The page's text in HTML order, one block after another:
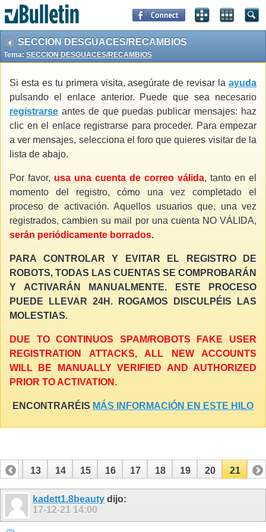
SECCION DESGUACES/RECAMBIOS
Tema: SECCION DESGUACES/RECAMBIOS
Si esta es tu primera visita, asegúrate de revisar la ayuda
pulsando el enlace anterior. Puede que sea necesario
registrarse antes de que puedas publicar mensajes: haz
clic en el enlace registrarse para proceder. Para empezar
a ver mensajes, selecciona el foro que quieres visitar de la
lista de abajo.
Por favor, usa una cuenta de correo válida, tanto en el
momento del registro, cómo una vez completado el
proceso de activación. Aquellos usuarios que, una vez
registrados, cambien su mail por una cuenta NO VÁLIDA,
serán periódicamente borrados.
PARA CONTROLAR Y EVITAR EL REGISTRO DE
ROBOTS, TODAS LAS CUENTAS SE COMPROBARÁN
Y ACTIVARÁN MANUALMENTE. ESTE PROCESO
PUEDE LLEVAR 24H. ROGAMOS DISCULPÉIS LAS
MOLESTIAS.
DUE TO CONTINUOS SPAM/ROBOTS FAKE USER
REGISTRATION ATTACKS, ALL NEW ACCOUNTS
WILL BE MANUALLY VERIFIED AND AUTHORIZED
PRIOR TO ACTIVATION.
ENCONTRARÉIS MÁS INFORMACIÓN EN ESTE HILO
12 13 14 15 16 17 18 19 20 21
kadett1.8beauty dijo:
17-12-21 14:00